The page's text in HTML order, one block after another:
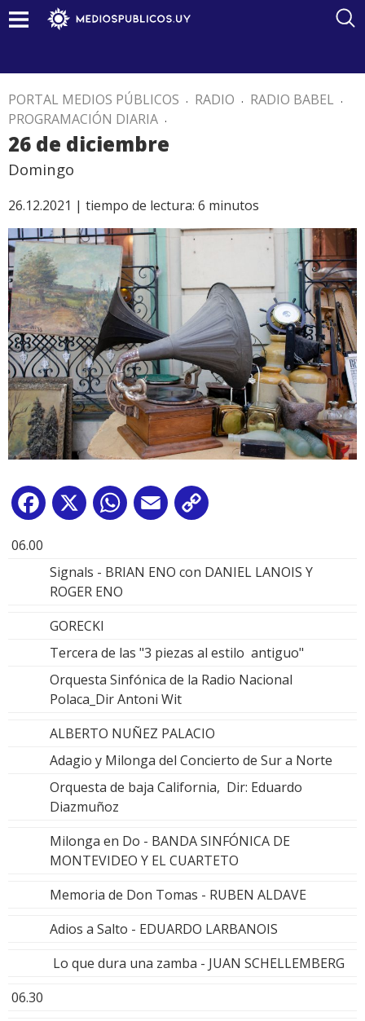
PORTAL MEDIOS PÚBLICOS . RADIO . RADIO BABEL .
PROGRAMACIÓN DIARIA .
26 de diciembre
Domingo
26.12.2021 | tiempo de lectura: 6 minutos
Facebook
X WhatsApp
Email
06.00
Signals - BRIAN ENO con DANIEL LANOIS Y
ROGER ENO
GORECKI
Tercera de las "3 piezas al estilo antiguo"
Orquesta Sinfónica de la Radio Nacional
Polaca_Dir Antoni Wit
ALBERTO NUÑEZ PALACIO
Adagio y Milonga del Concierto de Sur a Norte
Orquesta de baja California, Dir: Eduardo
Diazmuñoz
Milonga en Do - BANDA SINFÓNICA DE
MONTEVIDEO Y EL CUARTETO
Memoria de Don Tomas - RUBEN ALDAVE
Adios a Salto - EDUARDO LARBANOIS
Lo que dura una zamba - JUAN SCHELLEMBERG
06.30